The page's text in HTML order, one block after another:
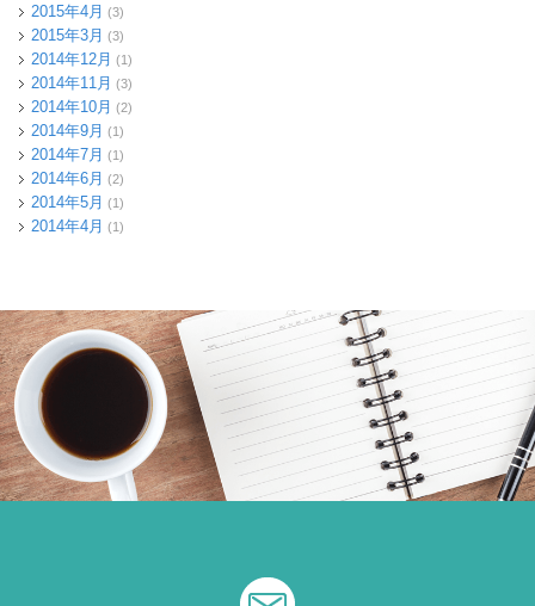
2015年4月 (3)
2015年3月 (3)
2014年12月 (1)
2014年11月 (3)
2014年10月 (2)
2014年9月 (1)
2014年7月 (1)
2014年6月 (2)
2014年5月 (1)
2014年4月 (1)